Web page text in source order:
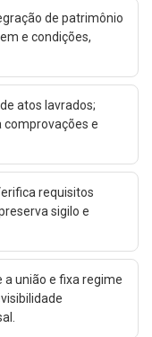
de patrimônio
e condições,
atos lavrados;
e
requisitos
sigilo e
a união e fixa regime